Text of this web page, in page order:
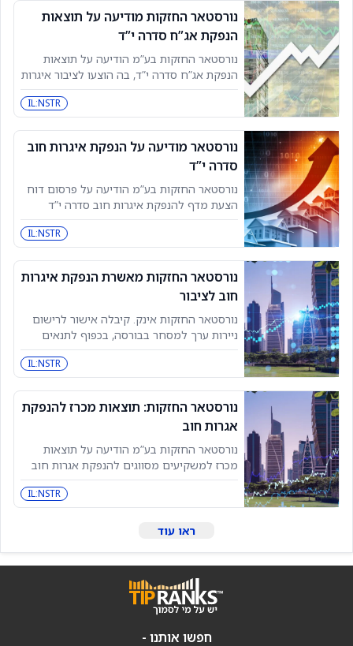
נורסטאר החזקות מודיעה על תוצאות
הנפקת אג”ח סדרה י”ד
נורסטאר החזקות בע”מ הודיעה על תוצאות
הנפקת אג”ח סדרה י”ד, בה הוצעו לציבור איגרות
חוב בערך נקוב של 87,204,000 ש”ח. ההנפקה
בוצעה במכרז שבו התקבלו הזמנות לרכישת
85,800 יחידות, והחברה
IL:NSTR
נורסטאר מודיעה על הנפקת איגרות חוב
סדרה י”ד
נורסטאר החזקות בע”מ הודיעה על פרסום דוח
הצעת מדף להנפקת איגרות חוב סדרה י”ד
בבורסה לניירות ערך בתל אביב. החברה קיבלה
חוות דעת משפטית המאשרת את ההנפקה על
פי חוקי
IL:NSTR
נורסטאר החזקות מאשרת הנפקת איגרות
חוב לציבור
נורסטאר החזקות אינק. קיבלה אישור לרישום
ניירות ערך למסחר בבורסה, בכפוף לתנאים
שנקבעו. ההנפקה לציבור צפויה להניב תמורה
IL:NSTR
נורסטאר החזקות: תוצאות מכרז להנפקת
אגרות חוב
נורסטאר החזקות בע”מ הודיעה על תוצאות
מכרז למשקיעים מסווגים להנפקת אגרות חוב
בסדרה ד’. במסגרת המכרז הוגשו התחייבויות
מוקדמות לרכישת 80,671 יחידות אגרות חוב
בהיקף כספי של 85 מיליון ש”ח.
IL:NSTR
ראו עוד
חפשו אותנו -